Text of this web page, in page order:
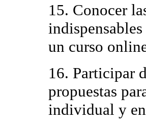
15. Conocer
un curso
16. Participar
propuestas
individual y